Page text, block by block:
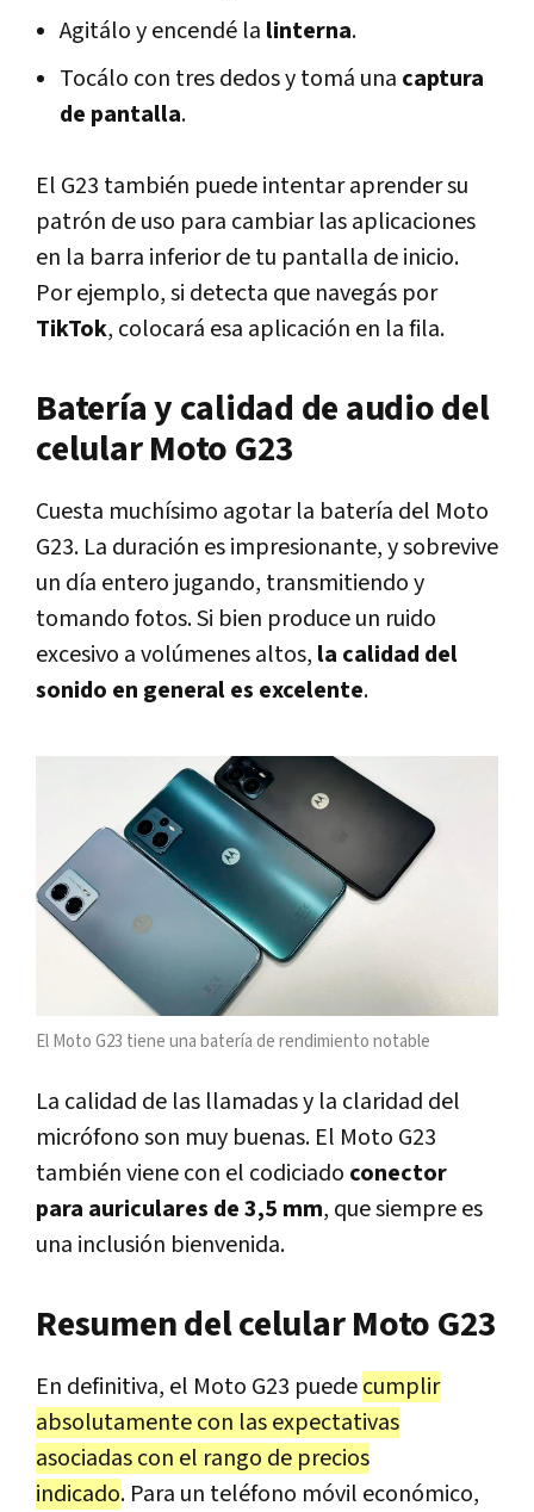
Agitálo y encendé la linterna.
Tocálo con tres dedos y tomá una captura
de pantalla.
El G23 también puede intentar aprender su
patrón de uso para cambiar las aplicaciones
en la barra inferior de tu pantalla de inicio.
Por ejemplo, si detecta que navegás por
TikTok, colocará esa aplicación en la fila.
Batería y calidad de audio del
celular Moto G23
Cuesta muchísimo agotar la batería del Moto
G23. La duración es impresionante, y sobrevive
un día entero jugando, transmitiendo y
tomando fotos. Si bien produce un ruido
excesivo a volúmenes altos, la calidad del
sonido en general es excelente.
El Moto G23 tiene una batería de rendimiento notable
La calidad de las llamadas y la claridad del
micrófono son muy buenas. El Moto G23
también viene con el codiciado conector
para auriculares de 3,5 mm, que siempre es
una inclusión bienvenida.
Resumen del celular Moto G23
En definitiva, el Moto G23 puedecumplir
absolutamente con las expectativas
asociadas con el rango de precios
indicado. Para un teléfono móvil económico,